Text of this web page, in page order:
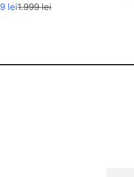
leiPret normal
1.999 lei